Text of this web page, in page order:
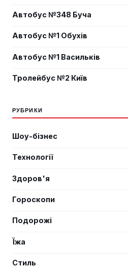
Автобус №348 Буча
Автобус №1 Обухів
Автобус №1 Васильків
Тролейбус №2 Київ
РУБРИКИ
Шоу-бізнес
Технології
Здоров'я
Гороскопи
Подорожі
Їжа
Стиль